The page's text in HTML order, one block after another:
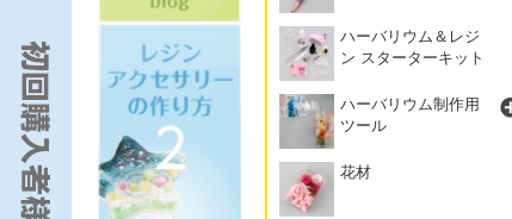
ハーバリウム＆レジ
ン スターターキット
ハーバリウム制作用
ツール
花材